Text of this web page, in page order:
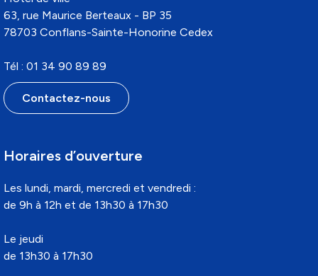
63, rue Maurice Berteaux - BP 35
78703 Conflans-Sainte-Honorine Cedex
Tél : 01 34 90 89 89
Contactez-nous
Horaires d’ouverture
Les lundi, mardi, mercredi et vendredi :
de 9h à 12h et de 13h30 à 17h30
Le jeudi
de 13h30 à 17h30